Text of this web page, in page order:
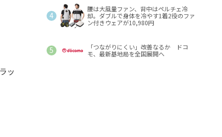
ッ
腰は大風量ファン、背中はペルチェ冷
却。ダブルで身体を冷やす1着2役のファ
ン付きウェアが10,980円
「つながりにくい」改善なるか ドコ
モ、最新基地局を全国展開へ